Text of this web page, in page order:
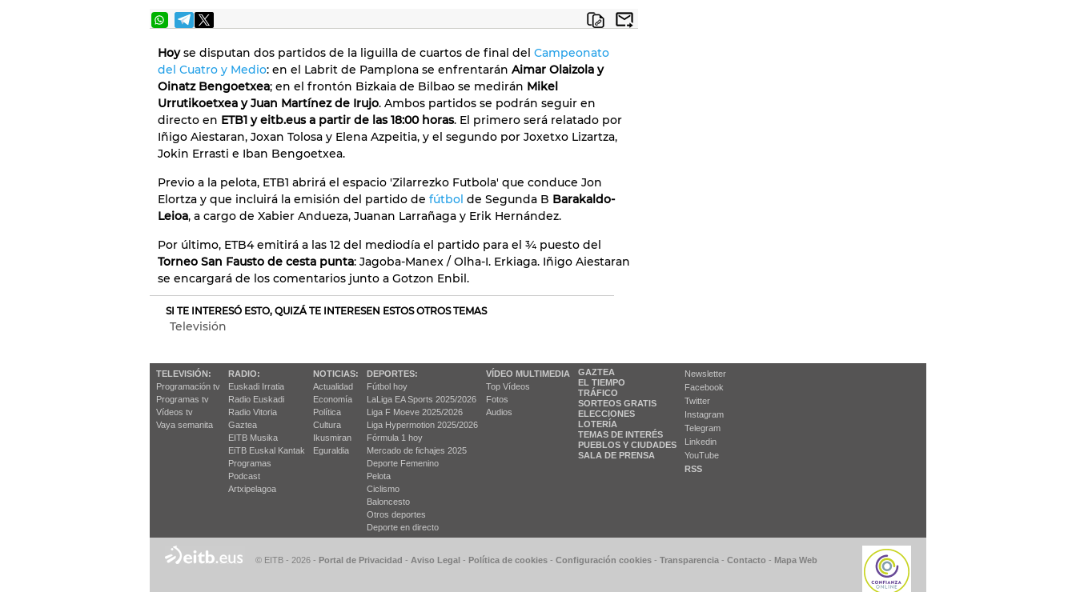
Hoyse disputan dos partidos de la liguilla de cuartos de final del Campeonato
del Cuatro y Medio: en el Labrit de Pamplona se enfrentarán Aimar Olaizola y
Oinatz Bengoetxea; en el frontón Bizkaia de Bilbao se medirán Mikel
Urrutikoetxea y Juan Martínez de Irujo. Ambos partidos se podrán seguir en
directo en ETB1 y eitb.eus a partir de las 18:00 horas. El primero será relatado por
Iñigo Aiestaran, Joxan Tolosa y Elena Azpeitia, y el segundo por Joxetxo Lizartza,
Jokin Errasti e Iban Bengoetxea.
Previo a la pelota, ETB1 abrirá el espacio 'Zilarrezko Futbola' que conduce Jon
Elortza y que incluirá la emisión del partido de fútbol de Segunda B Barakaldo-
Leioa, a cargo de Xabier Andueza, Juanan Larrañaga y Erik Hernández.
Por último, ETB4 emitirá a las 12 del mediodía el partido para el ¾ puesto del
Torneo San Fausto de cesta punta: Jagoba-Manex / Olha-I. Erkiaga. Iñigo Aiestaran
se encargará de los comentarios junto a Gotzon Enbil.
SI TE INTERESÓ ESTO, QUIZÁ TE INTERESEN ESTOS OTROS TEMAS
Televisión
TELEVISIÓN:
Programación tv
Programas tv
Vídeos tv
Vaya semanita
RADIO:
Euskadi Irratia
Radio Euskadi
Radio Vitoria
Gaztea
EITB Musika
EiTB Euskal Kantak
Programas
Podcast
Artxipelagoa
NOTICIAS:
Actualidad
Economía
Política
Cultura
Ikusmiran
Eguraldia
DEPORTES:
Fútbol hoy
LaLiga EA Sports 2025/2026
Liga F Moeve 2025/2026
Liga Hypermotion 2025/2026
Fórmula 1 hoy
Mercado de fichajes 2025
Deporte Femenino
Pelota
Ciclismo
Baloncesto
Otros deportes
Deporte en directo
VÍDEO MULTIMEDIA
Top Vídeos
Fotos
Audios
GAZTEA
EL TIEMPO
TRÁFICO
SORTEOS GRATIS
ELECCIONES
LOTERÍA
TEMAS DE INTERÉS
PUEBLOS Y CIUDADES
SALA DE PRENSA
Newsletter
Facebook
Twitter
Instagram
Telegram
Linkedin
YouTube
RSS
© EITB - 2026 - Portal de Privacidad - Aviso Legal - Política de cookies - Configuración cookies - Transparencia - Contacto - Mapa Web